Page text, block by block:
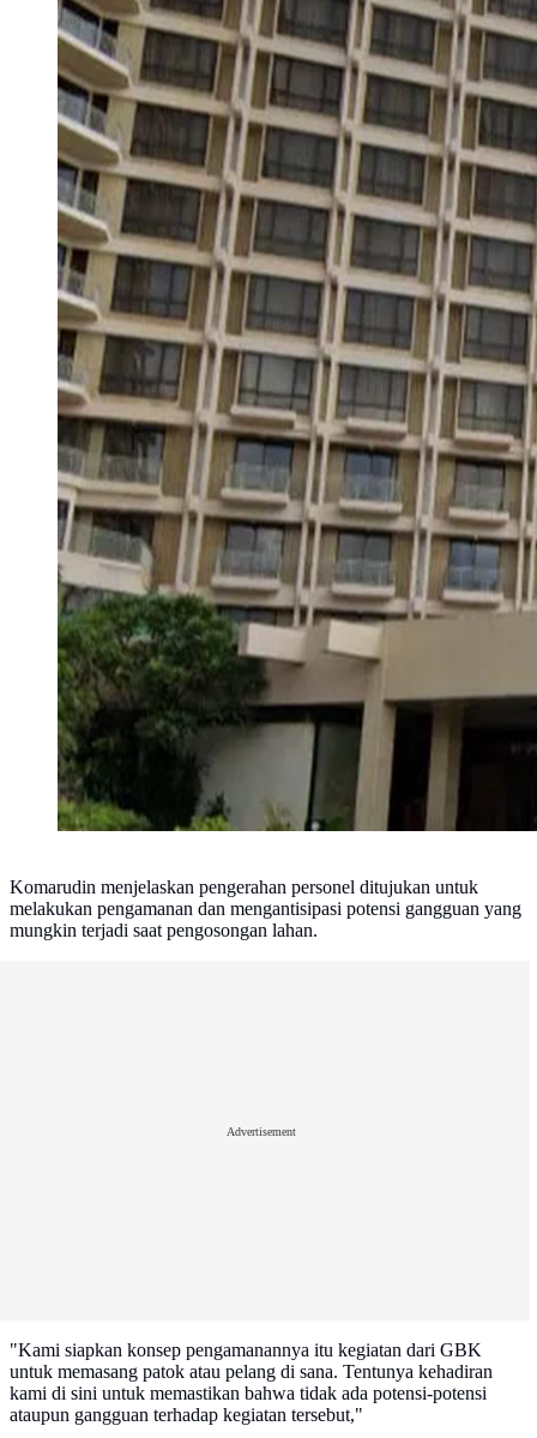
Komarudin menjelaskan pengerahan personel ditujukan untuk
melakukan pengamanan dan mengantisipasi potensi gangguan yang
mungkin terjadi saat pengosongan lahan.
Advertisement
"Kami siapkan konsep pengamanannya itu kegiatan dari GBK
untuk memasang patok atau pelang di sana. Tentunya kehadiran
kami di sini untuk memastikan bahwa tidak ada potensi-potensi
ataupun gangguan terhadap kegiatan tersebut,"